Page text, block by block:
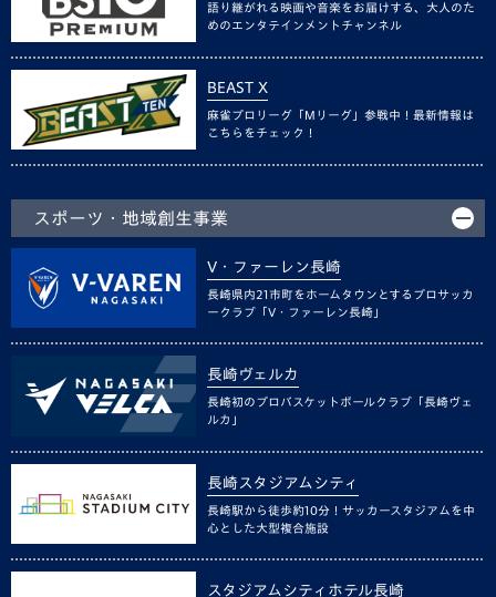
語り継がれる映画や音楽をお届けする、大人のた
めのエンタテインメントチャンネル
BEAST X
麻雀プロリーグ「Mリーグ」参戦中！最新情報は
こちらをチェック！
スポーツ・地域創生事業
V・ファーレン長崎
長崎県内21市町をホームタウンとするプロサッカ
ークラブ「V・ファーレン長崎」
長崎ヴェルカ
長崎初のプロバスケットボールクラブ「長崎ヴェ
ルカ」
長崎スタジアムシティ
長崎駅から徒歩約10分！サッカースタジアムを中
心とした大型複合施設
スタジアムシティホテル長崎